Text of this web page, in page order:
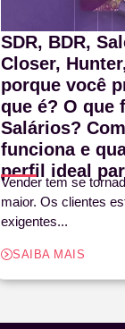
SDR, BDR,
Closer,
porque você
que é? O que
Salários?
funciona e
perfil ideal
Vender tem se
maior. Os clientes
exigentes...
SAIBA MAIS